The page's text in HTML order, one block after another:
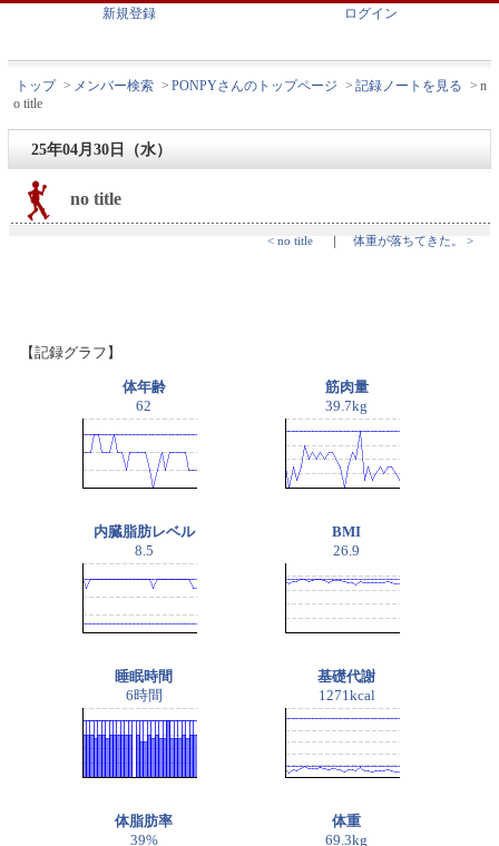
新規登録 ログイン
トップ > メンバー検索 > PONPYさんのトップページ > 記録ノートを見る > n
o title
25年04月30日（水）
no title
< no title ｜ 体重が落ちてきた。 >
【記録グラフ】
体年齢
62
筋肉量
39.7kg
内臓脂肪レベル
8.5
BMI
26.9
睡眠時間
6時間
基礎代謝
1271kcal
体脂肪率
39%
体重
69.3kg